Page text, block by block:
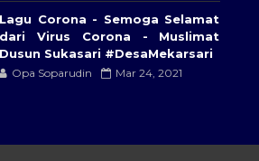
Lagu Corona - Semoga Selamat
dari Virus Corona - Muslimat
Dusun Sukasari #DesaMekarsari
Opa Soparudin Mar 24, 2021